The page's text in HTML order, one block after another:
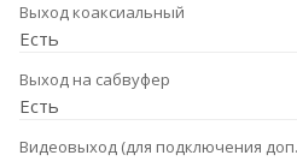
Выход коаксиальный
Есть
Выход на сабвуфер
Есть
Видеовыход (для подключения